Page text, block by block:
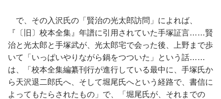
で、その入沢氏の「賢治の光太郎訪問」によれば、
『〔旧〕校本全集』年譜に引用されていた手塚証言……賢
治と光太郎と手塚武が、光太郎宅で会った後、上野まで歩
いて「いっぱいやりながら鍋をつついた」という話……
は、「校本全集編纂刊行が進行している最中に、手塚氏か
ら天沢退二郎氏へ、そして堀尾氏へという経路で、書信に
よってもたらされたもの」で、「堀尾氏が、それまでの